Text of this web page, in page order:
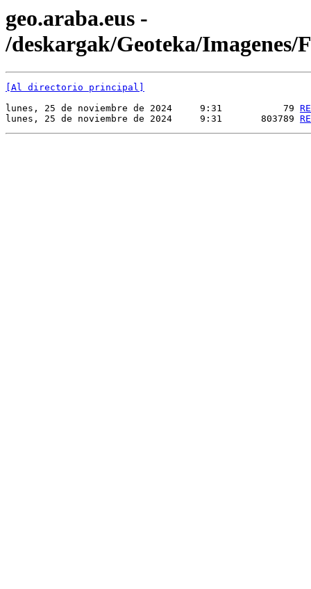
geo.araba.eus -
/deskargak/Geoteka/
[Al directorio principal]
lunes, 25 de noviembre de 2024     9:31           79
lunes, 25 de noviembre de 2024     9:31       803789